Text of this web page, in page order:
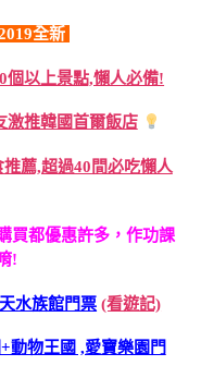
全新
個以上景點,懶人必備!
激推韓國首爾飯店
推薦,超過40間必吃懶人
買都優惠許多，作功課
!
水族館門票 (看遊記)
動物王國 ,愛寶樂園門